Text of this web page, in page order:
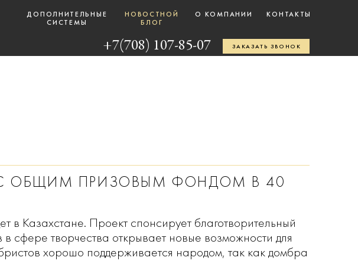
ДОПОЛНИТЕЛЬНЫЕ
СИСТЕМЫ
НОВОСТНОЙ
БЛОГ
О КОМПАНИИ КОНТАКТЫ
ЗАКАЗАТЬ ЗВОНОК
+7(708) 107-85-07
С ОБЩИМ ПРИЗОВЫМ ФОНДОМ В 40
в Казахстане. Проект спонсирует благотворительный
сфере творчества открывает новые возможности для
хорошо поддерживается народом, так как домбра